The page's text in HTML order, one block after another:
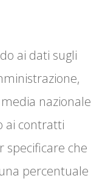
ai dati sugli
nazionale
ai contratti
specificare che
percentuale